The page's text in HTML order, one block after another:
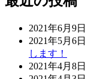
2021年6月9日
2021年5月6日
します！
2021年4月8日